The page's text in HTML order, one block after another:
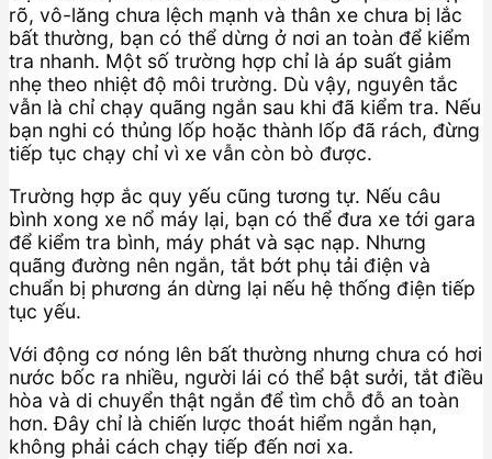
rõ, vô-lăng chưa lệch mạnh và thân xe chưa bị lắc
bất thường, bạn có thể dừng ở nơi an toàn để kiểm
tra nhanh. Một số trường hợp chỉ là áp suất giảm
nhẹ theo nhiệt độ môi trường. Dù vậy, nguyên tắc
vẫn là chỉ chạy quãng ngắn sau khi đã kiểm tra. Nếu
bạn nghi có thủng lốp hoặc thành lốp đã rách, đừng
tiếp tục chạy chỉ vì xe vẫn còn bò được.
Trường hợp ắc quy yếu cũng tương tự. Nếu câu
bình xong xe nổ máy lại, bạn có thể đưa xe tới gara
để kiểm tra bình, máy phát và sạc nạp. Nhưng
quãng đường nên ngắn, tắt bớt phụ tải điện và
chuẩn bị phương án dừng lại nếu hệ thống điện tiếp
tục yếu.
Với động cơ nóng lên bất thường nhưng chưa có hơi
nước bốc ra nhiều, người lái có thể bật sưởi, tắt điều
hòa và di chuyển thật ngắn để tìm chỗ đỗ an toàn
hơn. Đây chỉ là chiến lược thoát hiểm ngắn hạn,
không phải cách chạy tiếp đến nơi xa.